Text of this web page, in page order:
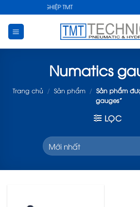
to
content
CÔNG NGHIỆP TMT
Numatics
Trang chủ / Sản phẩm / Sản phẩm
gauges”
LỌC